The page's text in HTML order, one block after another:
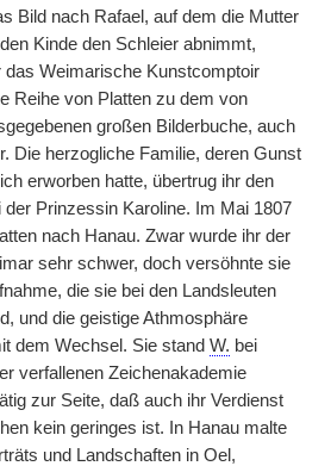
Bild nach Rafael, auf dem die Mutter
Kinde den Schleier abnimmt,
das Weimarische Kunstcomptoir
Reihe von Platten zu dem von
großen Bilderbuche, auch
Die herzogliche Familie, deren Gunst
erworben hatte, übertrug ihr den
der Prinzessin Karoline. Im Mai 1807
nach Hanau. Zwar wurde ihr der
sehr schwer, doch versöhnte sie
die sie bei den Landsleuten
und die geistige Athmosphäre
dem Wechsel. Sie stand W. bei
verfallenen Zeichenakademie
zur Seite, daß auch ihr Verdienst
kein geringes ist. In Hanau malte
und Landschaften in Oel,